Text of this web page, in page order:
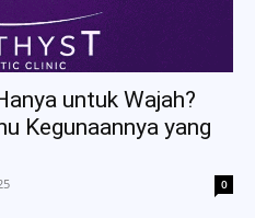
untuk Wajah?
Kegunaannya yang
0